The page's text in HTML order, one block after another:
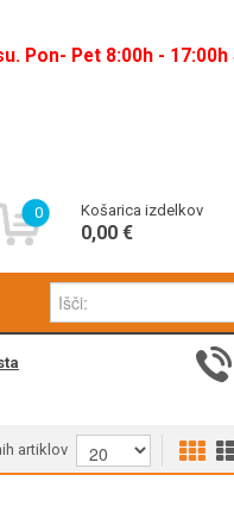
Pon- Pet 8:00h - 17:00h
0 Košarica izdelkov
0,00 €
artiklov